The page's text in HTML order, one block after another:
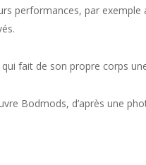
performances, par exemple
fait de son propre corps
Bodmods, d’après une